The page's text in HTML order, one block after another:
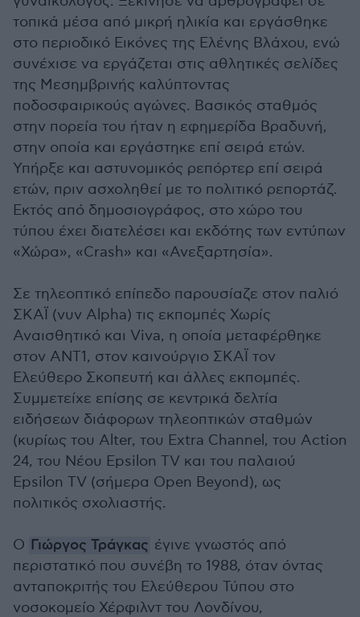
τοπικά μέσα από μικρή ηλικία και εργάσθηκε
στο περιοδικό Εικόνες της Ελένης Βλάχου, ενώ
συνέχισε να εργάζεται στις αθλητικές σελίδες
της Μεσημβρινής καλύπτοντας
ποδοσφαιρικούς αγώνες. Βασικός σταθμός
στην πορεία του ήταν η εφημερίδα Βραδυνή,
στην οποία και εργάστηκε επί σειρά ετών.
Υπήρξε και αστυνομικός ρεπόρτερ επί σειρά
ετών, πριν ασχοληθεί με το πολιτικό ρεπορτάζ.
Εκτός από δημοσιογράφος, στο χώρο του
τύπου έχει διατελέσει και εκδότης των εντύπων
«Χώρα», «Crash» και «Ανεξαρτησία».
Σε τηλεοπτικό επίπεδο παρουσίαζε στον παλιό
ΣΚΑΪ (νυν Alpha) τις εκπομπές Χωρίς
Αναισθητικό και Viva, η οποία μεταφέρθηκε
στον ΑΝΤ1, στον καινούργιο ΣΚΑΪ τον
Ελεύθερο Σκοπευτή και άλλες εκπομπές.
Συμμετείχε επίσης σε κεντρικά δελτία
ειδήσεων διάφορων τηλεοπτικών σταθμών
(κυρίως του Alter, του Extra Channel, του Action
24, του Νέου Epsilon TV και του παλαιού
Epsilon TV (σήμερα Open Beyond), ως
πολιτικός σχολιαστής.
Ο Γιώργος Τράγκας έγινε γνωστός από
περιστατικό που συνέβη το 1988, όταν όντας
ανταποκριτής του Ελεύθερου Τύπου στο
νοσοκομείο Χέρφιλντ του Λονδίνου,